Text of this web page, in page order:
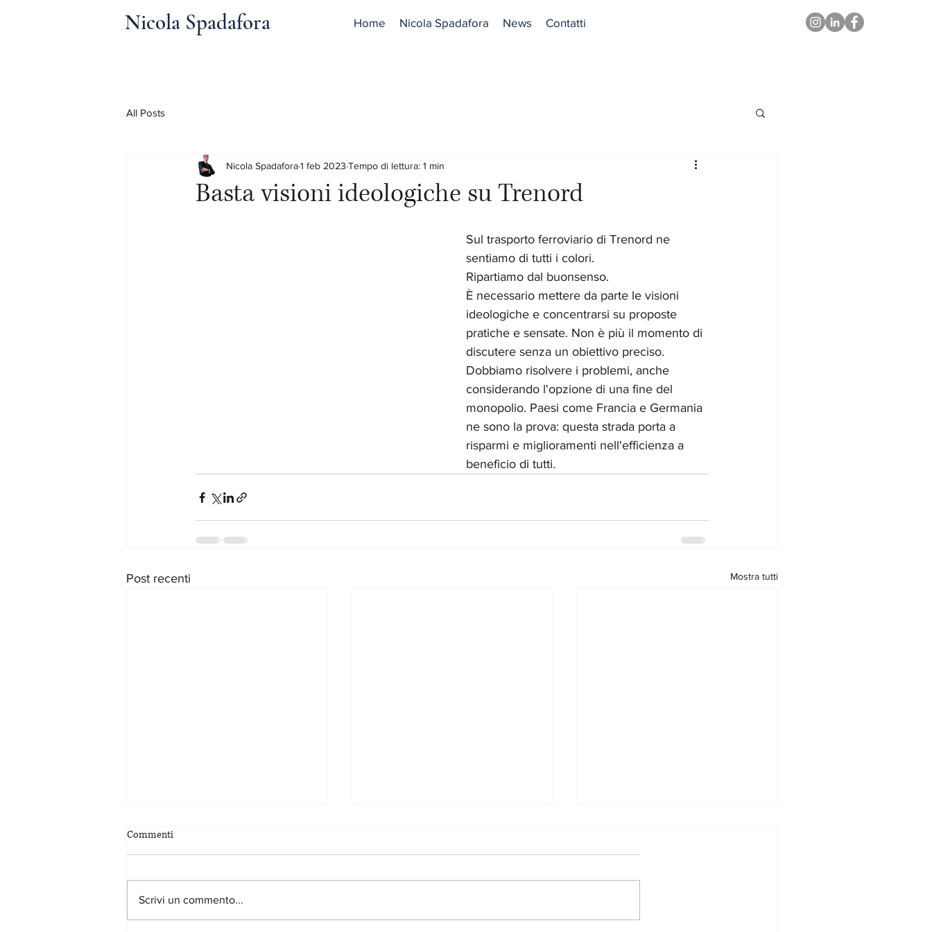
Nicola Spadafora Home Nicola Spadafora News Contatti
All Posts
Basta visioni ideologiche su Trenord
Nicola Spadafora1 feb 2023 Tempo di lettura: 1 min
Sul trasporto ferroviario di Trenord ne
sentiamo di tutti i colori.
Ripartiamo dal buonsenso.
È necessario mettere da parte le visioni
ideologiche e concentrarsi su proposte
pratiche e sensate. Non è più il momento di
discutere senza un obiettivo preciso.
Dobbiamo risolvere i problemi, anche
considerando l'opzione di una fine del
monopolio. Paesi come Francia e Germania
ne sono la prova: questa strada porta a
risparmi e miglioramenti nell'efficienza a
beneficio di tutti.
Post recenti Mostra tutti
Commenti
Scrivi un commento...